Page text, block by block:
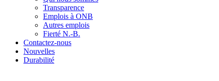
Transparence
Emplois à ONB
Autres emplois
Fierté N.-B.
Contactez-nous
Nouvelles
Durabilité